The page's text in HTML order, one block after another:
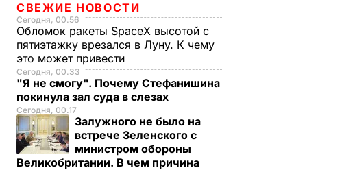
СВЕЖИЕ НОВОСТИ
Сегодня, 00.56
Обломок ракеты SpaceX высотой с
пятиэтажку врезался в Луну. К чему
это может привести
Сегодня, 00.33
"Я не смогу". Почему Стефанишина
покинула зал суда в слезах
Сегодня, 00.17
Залужного не было на
встрече Зеленского с
министром обороны
Великобритании. В чем причина